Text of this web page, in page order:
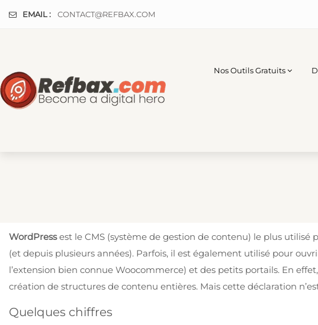
EMAIL : CONTACT@REFBAX.COM
Nos Outils Gratuits
WordPressest le CMS (système de gestion de contenu) le plus utilisé
(et depuis plusieurs années). Parfois, il est également utilisé pour
l’extension bien connue Woocommerce) et des petits portails. En
création de structures de contenu entières. Mais cette déclaration
Quelques chiffres